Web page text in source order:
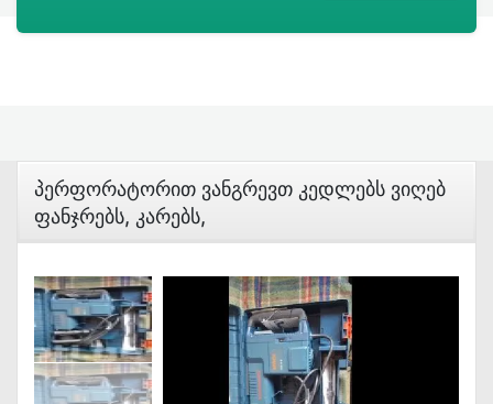
Პერფორატორით Ვანგრევთ Კედლებს Ვიღებ
Ფანჯრებს, Კარებს,